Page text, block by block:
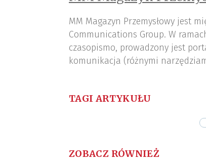
MM Magazyn Przemysłowy jest
Communications Group. W
czasopismo, prowadzony jest
komunikacja (różnymi
TAGI ARTYKUŁU
ZOBACZ RÓWNIEŻ